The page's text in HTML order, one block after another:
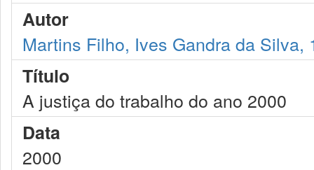
Autor
Martins Filho, Ives Gandra da Silva,
Título
A justiça do trabalho do ano 2000
Data
2000